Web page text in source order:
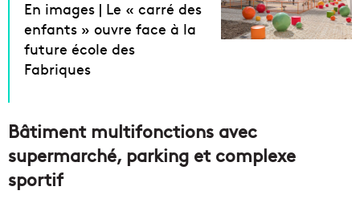
En images | Le « carré des
enfants » ouvre face à la
future école des
Fabriques
Bâtiment multifonctions avec
supermarché, parking et complexe
sportif